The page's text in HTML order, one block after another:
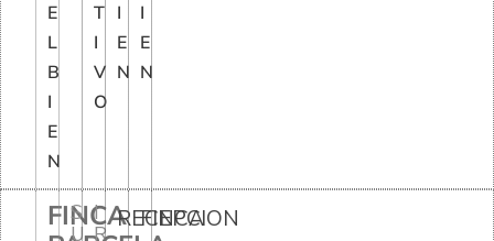
E
L
B
I
E
N
T
I
V
O
I
E
N
I
E
N
FINCA
S
U
I
R
RECEPCION
FINCA